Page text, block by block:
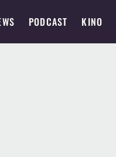
PODCAST KINO